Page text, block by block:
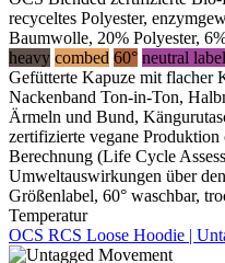
recyceltes Polyester,
Baumwolle, 20% Polyester,
heavy combed 60° neutral label
Gefütterte Kapuze mit flacher
Nackenband Ton-in-Ton,
Ärmeln und Bund,
zertifizierte vegane
Berechnung (Life Cycle
Umweltauswirkungen über
Größenlabel, 60° waschbar,
Temperatur
OCS RCS Loose Hoodie |